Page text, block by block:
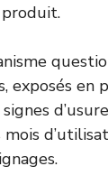
produit.
exposés en